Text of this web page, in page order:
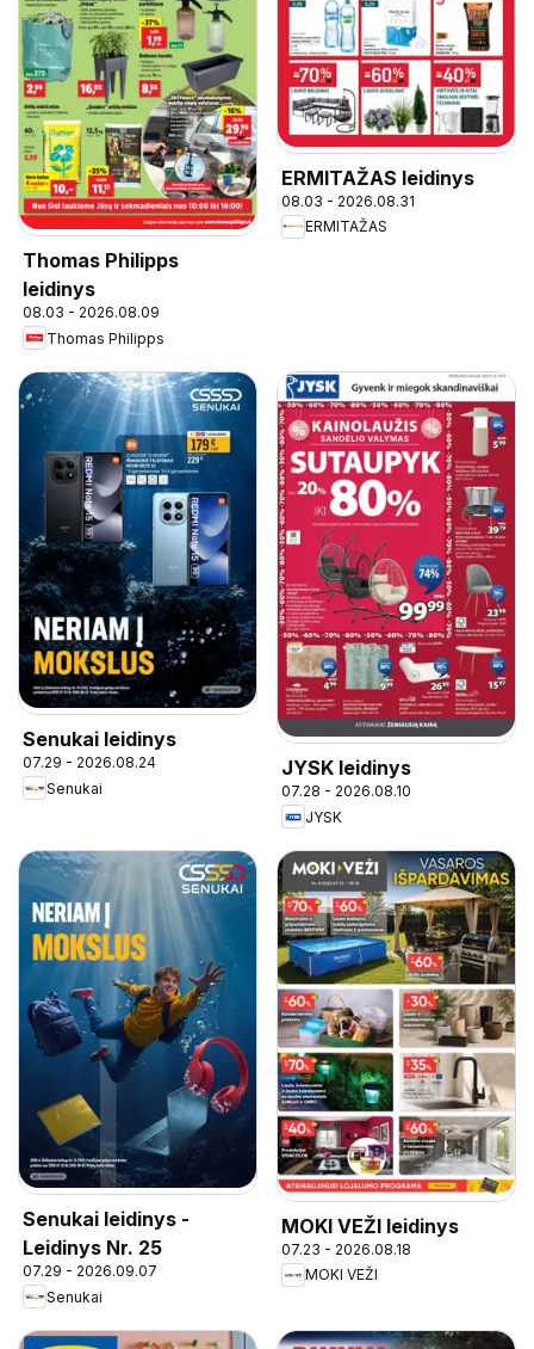
Thomas Philipps
leidinys
08.03 - 2026.08.09
Thomas Philipps
ERMITAŽAS leidinys
08.03 - 2026.08.31
ERMITAŽAS
Senukai leidinys
07.29 - 2026.08.24
Senukai
JYSK leidinys
07.28 - 2026.08.10
JYSK
Senukai leidinys -
Leidinys Nr. 25
07.29 - 2026.09.07
Senukai
MOKI VEŽI leidinys
07.23 - 2026.08.18
MOKI VEŽI